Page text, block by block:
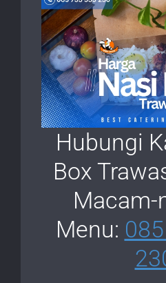
Hubungi
Box
Macam-
Menu: